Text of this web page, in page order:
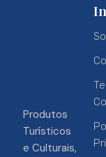
Produtos
Turísticos
e Culturais,